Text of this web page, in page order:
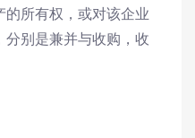
所有权，或对该企业
别是兼并与收购，收